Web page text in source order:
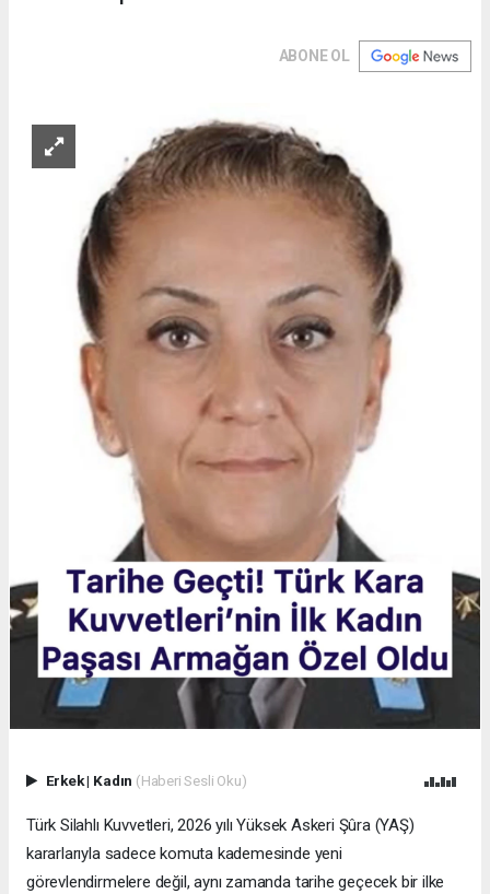
ABONE OL
Erkek| Kadın (Haberi Sesli Oku)
Türk Silahlı Kuvvetleri, 2026 yılı Yüksek Askeri Şûra (YAŞ)
kararlarıyla sadece komuta kademesinde yeni
görevlendirmelere değil, aynı zamanda tarihe geçecek bir ilke